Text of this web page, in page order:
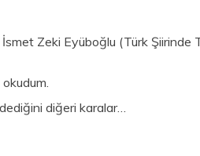
Zeki Eyüboğlu (Türk Şiirinde
okudum.
diğeri karalar…